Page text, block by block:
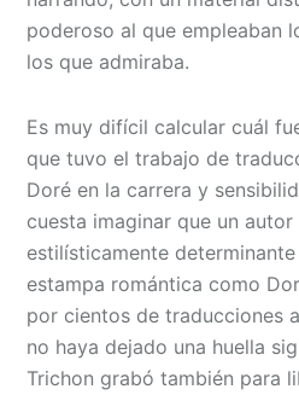
poderoso al que empleaban
los que admiraba.
Es muy difícil calcular cuál
que tuvo el trabajo de
Doré en la carrera y
cuesta imaginar que un
estilísticamente
estampa romántica como
por cientos de traducciones
no haya dejado una huella
Trichon grabó también para